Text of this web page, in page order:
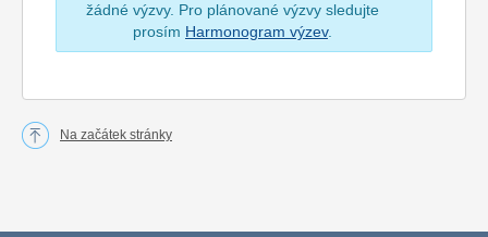
žádné výzvy. Pro plánované výzvy sledujte
prosím Harmonogram výzev.
Na začátek stránky